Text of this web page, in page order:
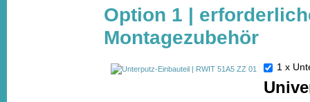
Option 1 |
Montagezubehör
1 x